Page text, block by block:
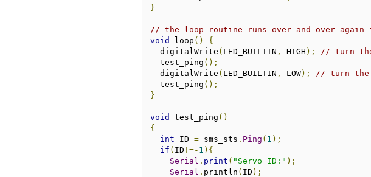
}
// the loop routine runs over and over again
void
loop ()
{
  digitalWrite
( LED_BUILTIN , HIGH );
// turn the
  test_ping
();
  digitalWrite
( LED_BUILTIN , LOW);
// turn the
  test_ping
();
}
void test_ping ()
{
int ID = sms_sts . Ping ( 1 );
if ( ID !=- 1 ){
Serial . print ( "Servo ID:" );
Serial . println ( ID );